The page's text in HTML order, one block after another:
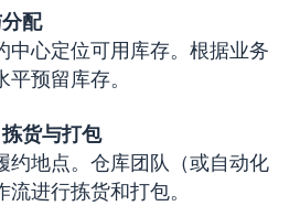
配
中心定位可用库存。根据业务
预留库存。
货与打包
约地点。仓库团队（或自动化
进行拣货和打包。